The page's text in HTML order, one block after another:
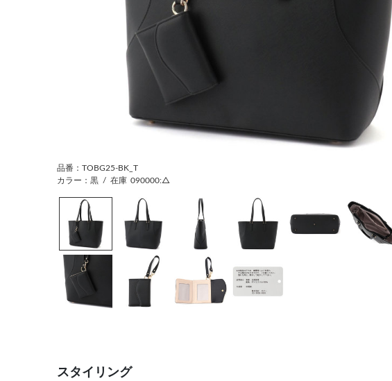
品番：TOBG25-BK_T
カラー：黒 / 在庫 090000:△
スタイリング